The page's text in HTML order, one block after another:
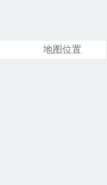
地图位置